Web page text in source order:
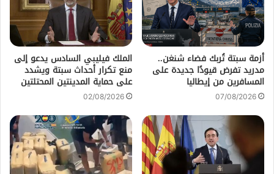
أزمة سبتة تُربك فضاء شنغن..
مدريد تفرض قيودًا جديدة على
المسافرين من إيطاليا
07/08/2026
الملك فيليبي السادس يدعو إلى
منع تكرار أحداث سبتة ويشدد
على حماية المدينتين المحتلتين
02/08/2026